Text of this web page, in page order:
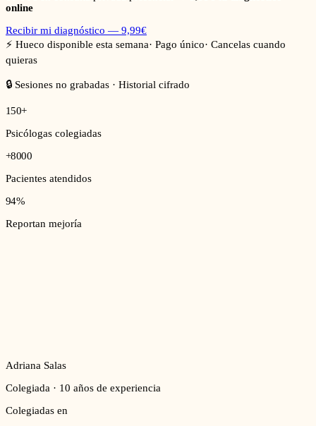
online
Recibir mi diagnóstico — 9,99€
⚡ Hueco disponible esta semana· Pago único· Cancelas cuando
quieras
🔒 Sesiones no grabadas · Historial cifrado
150+
Psicólogas colegiadas
+8000
Pacientes atendidos
94%
Reportan mejoría
Adriana Salas
Colegiada · 10 años de experiencia
Colegiadas en